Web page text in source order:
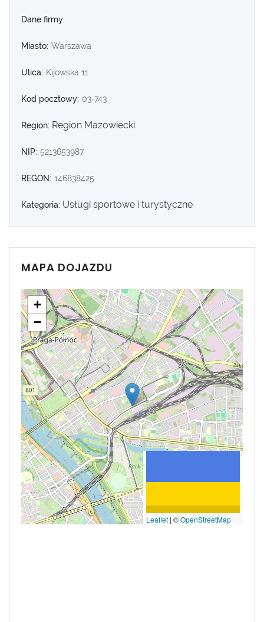
Dane firmy
Miasto: Warszawa
Ulica: Kijowska 11
Kod pocztowy: 03-743
Region: Region Mazowiecki
NIP: 5213653987
REGON: 146838425
Kategoria: Usługi sportowe i turystyczne
MAPA DOJAZDU
+
−
Leaflet | ©OpenStreetMap